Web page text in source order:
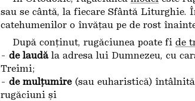
sau se cântă, la fiecare Sfântă Liturghie.
catehumenilor o învățau pe de rost înainte
După conținut, rugăciunea poate fi de
- de laudă la adresa lui Dumnezeu, cu
Treimi;
- de mulțumire(sau euharistică) întâlnită
rugăciuni și